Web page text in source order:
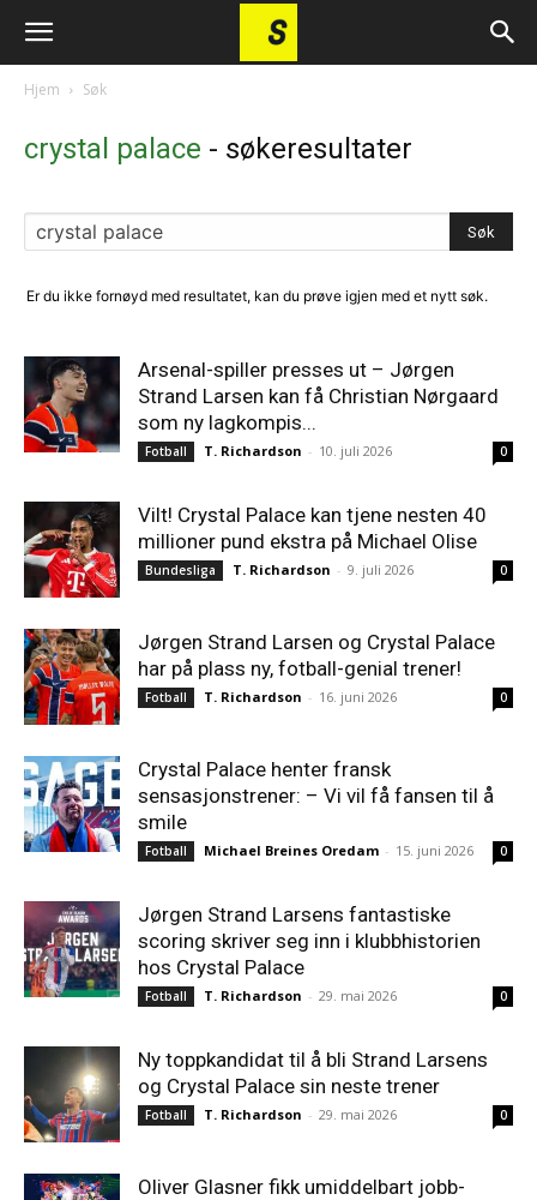
Hjem Søk
crystal palace - søkeresultater
Er du ikke fornøyd med resultatet, kan du prøve igjen med et nytt søk.
Arsenal-spiller presses ut – Jørgen
Strand Larsen kan få Christian Nørgaard
som ny lagkompis...
Fotball T. Richardson - 10. juli 2026 0
Vilt! Crystal Palace kan tjene nesten 40
millioner pund ekstra på Michael Olise
Bundesliga T. Richardson - 9. juli 2026 0
Jørgen Strand Larsen og Crystal Palace
har på plass ny, fotball-genial trener!
Fotball T. Richardson - 16. juni 2026 0
Crystal Palace henter fransk
sensasjonstrener: – Vi vil få fansen til å
smile
Fotball Michael Breines Oredam - 15. juni 2026 0
Jørgen Strand Larsens fantastiske
scoring skriver seg inn i klubbhistorien
hos Crystal Palace
Fotball T. Richardson - 29. mai 2026 0
Ny toppkandidat til å bli Strand Larsens
og Crystal Palace sin neste trener
Fotball T. Richardson - 29. mai 2026 0
Oliver Glasner fikk umiddelbart jobb-